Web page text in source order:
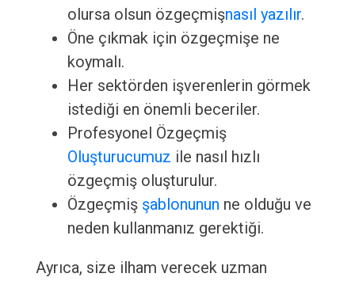
olursa olsun özgeçmişnasıl yazılır.
Öne çıkmak için özgeçmişe ne
koymalı.
Her sektörden işverenlerin görmek
istediği en önemli beceriler.
Profesyonel Özgeçmiş
Oluşturucumuz ile nasıl hızlı
özgeçmiş oluşturulur.
Özgeçmiş şablonunun ne olduğu ve
neden kullanmanız gerektiği.
Ayrıca, size ilham verecek uzman